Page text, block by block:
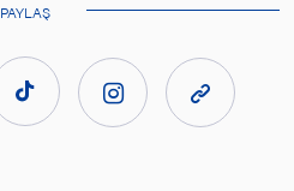
PAYLAŞ